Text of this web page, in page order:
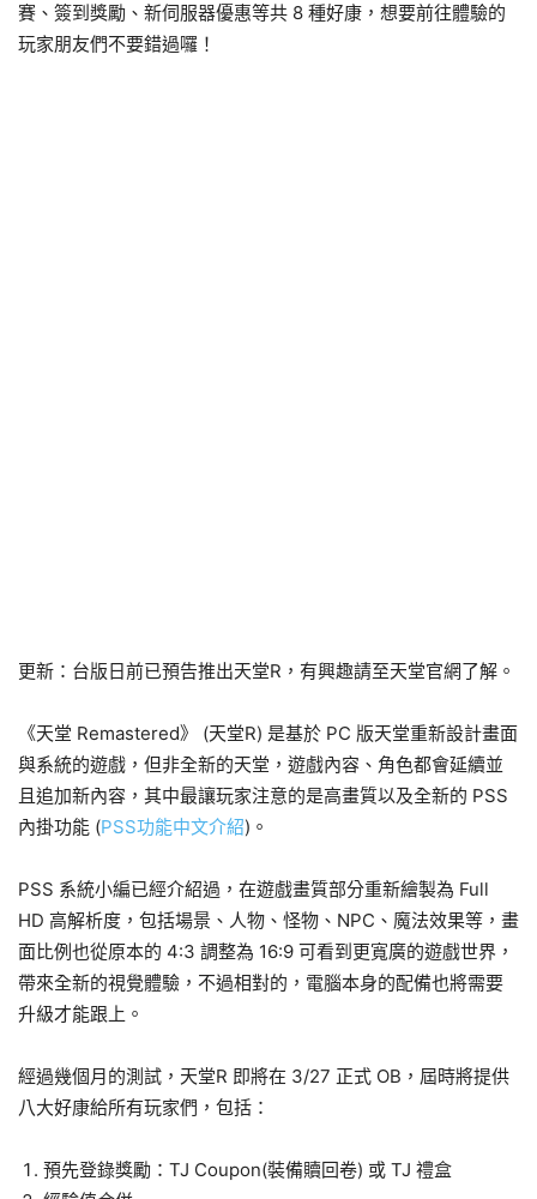
賽、簽到獎勵、新伺服器優惠等共 8 種好康，想要前往體驗的
玩家朋友們不要錯過囉！
更新：台版日前已預告推出天堂R，有興趣請至天堂官網了解。
《天堂 Remastered》 (天堂R) 是基於 PC 版天堂重新設計畫面
與系統的遊戲，但非全新的天堂，遊戲內容、角色都會延續並
且追加新內容，其中最讓玩家注意的是高畫質以及全新的 PSS
內掛功能 (PSS功能中文介紹)。
PSS 系統小編已經介紹過，在遊戲畫質部分重新繪製為 Full
HD 高解析度，包括場景、人物、怪物、NPC、魔法效果等，畫
面比例也從原本的 4:3 調整為 16:9 可看到更寬廣的遊戲世界，
帶來全新的視覺體驗，不過相對的，電腦本身的配備也將需要
升級才能跟上。
經過幾個月的測試，天堂R 即將在 3/27 正式 OB，屆時將提供
八大好康給所有玩家們，包括：
預先登錄獎勵：TJ Coupon(裝備贖回卷) 或 TJ 禮盒